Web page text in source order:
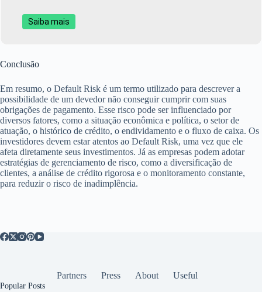
Saiba mais
Conclusão
Em resumo, o Default Risk é um termo utilizado para descrever a
possibilidade de um devedor não conseguir cumprir com suas
obrigações de pagamento. Esse risco pode ser influenciado por
diversos fatores, como a situação econômica e política, o setor de
atuação, o histórico de crédito, o endividamento e o fluxo de caixa. Os
investidores devem estar atentos ao Default Risk, uma vez que ele
afeta diretamente seus investimentos. Já as empresas podem adotar
estratégias de gerenciamento de risco, como a diversificação de
clientes, a análise de crédito rigorosa e o monitoramento constante,
para reduzir o risco de inadimplência.
Partners Press About Useful
Popular Posts